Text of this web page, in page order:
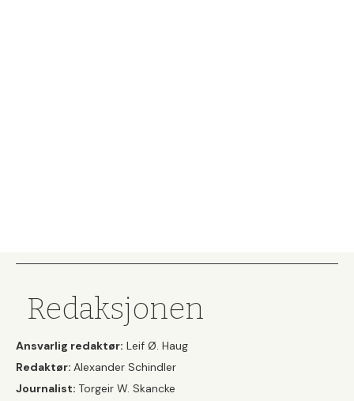
Redaksjonen
Ansvarlig redaktør: Leif Ø. Haug
Redaktør: Alexander Schindler
Journalist: Torgeir W. Skancke